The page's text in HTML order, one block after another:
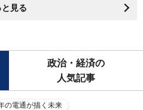
と見る
政治・経済の
人気記事
の電通が描く未来